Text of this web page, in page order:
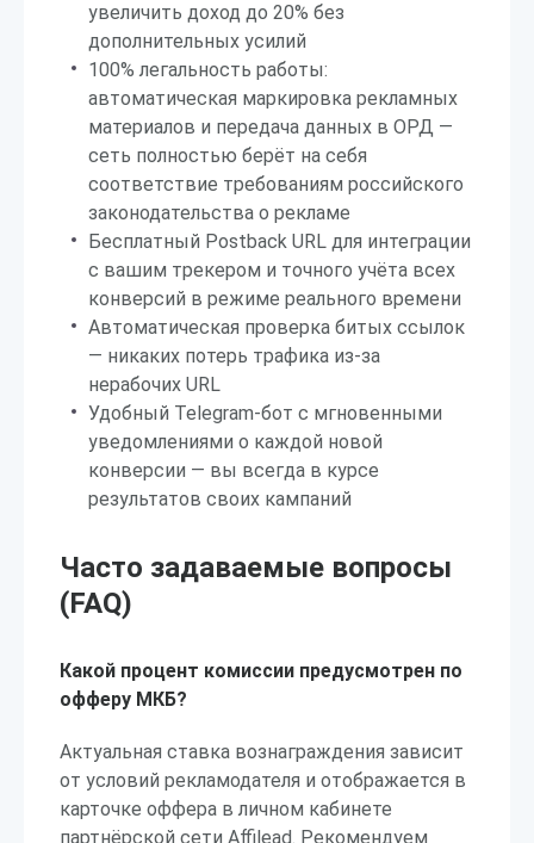
увеличить доход до 20% без
дополнительных усилий
100% легальность работы:
автоматическая маркировка рекламных
материалов и передача данных в ОРД —
сеть полностью берёт на себя
соответствие требованиям российского
законодательства о рекламе
Бесплатный Postback URL для интеграции
с вашим трекером и точного учёта всех
конверсий в режиме реального времени
Автоматическая проверка битых ссылок
— никаких потерь трафика из-за
нерабочих URL
Удобный Telegram-бот с мгновенными
уведомлениями о каждой новой
конверсии — вы всегда в курсе
результатов своих кампаний
Часто задаваемые вопросы
(FAQ)
Какой процент комиссии предусмотрен по
офферу МКБ?
Актуальная ставка вознаграждения зависит
от условий рекламодателя и отображается в
карточке оффера в личном кабинете
партнёрской сети Affilead. Рекомендуем